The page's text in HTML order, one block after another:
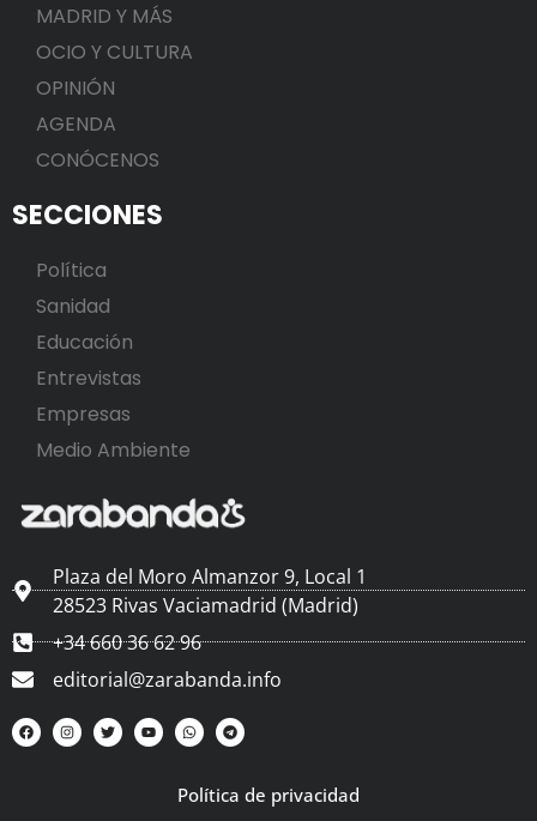
MADRID Y MÁS
OCIO Y CULTURA
OPINIÓN
AGENDA
CONÓCENOS
SECCIONES
Política
Sanidad
Educación
Entrevistas
Empresas
Medio Ambiente
Plaza del Moro Almanzor 9, Local 1
28523 Rivas Vaciamadrid (Madrid)
+34 660 36 62 96
editorial@zarabanda.info
Política de privacidad